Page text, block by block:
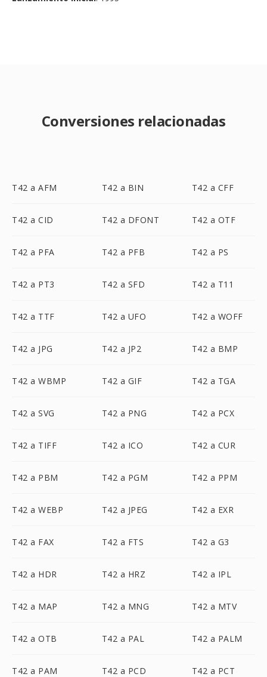
Conversiones relacionadas
T42 a AFM T42 a BIN T42 a CFF
T42 a CID T42 a DFONT T42 a OTF
T42 a PFA T42 a PFB T42 a PS
T42 a PT3 T42 a SFD T42 a T11
T42 a TTF T42 a UFO T42 a WOFF
T42 a JPG T42 a JP2 T42 a BMP
T42 a WBMP T42 a GIF T42 a TGA
T42 a SVG T42 a PNG T42 a PCX
T42 a TIFF T42 a ICO T42 a CUR
T42 a PBM T42 a PGM T42 a PPM
T42 a WEBP T42 a JPEG T42 a EXR
T42 a FAX T42 a FTS T42 a G3
T42 a HDR T42 a HRZ T42 a IPL
T42 a MAP T42 a MNG T42 a MTV
T42 a OTB T42 a PAL T42 a PALM
T42 a PAM T42 a PCD T42 a PCT